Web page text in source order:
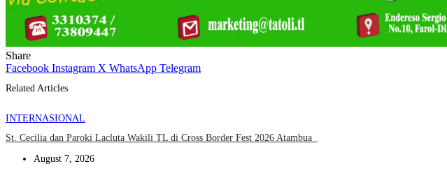
Share
Facebook Instagram X WhatsApp Telegram
Related Articles
INTERNASIONAL
St. Cecilia dan Paroki Lacluta Wakili TL di Cross Border Fest 2026 Atambua
August 7, 2026